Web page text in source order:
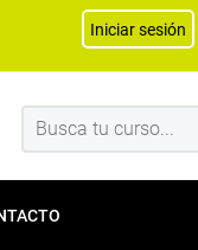
Iniciar sesión